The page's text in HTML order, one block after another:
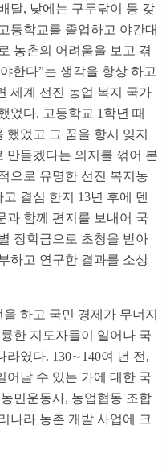
달, 낮에는 구두닦이 등 갖
등학교를 졸업하고 야간대
농촌의 어려움을 보고 겪
한다”는 생각을 항상 하고
세계 선진 농업 복지 국가
었다. 고등학교 1학년 때
었고 그 꿈을 항시 잊지
만들겠다는 의지를 꺾어 본
으로 유명한 선진 복지농
결심 한지 13년 후에 덴
과 함께 편지를 보내어 국
장학금으로 초청을 받아
하고 연구한 결과를 소상
하고 국민 경제가 무너지
한 지도자들이 일어나 국
라였다. 130∼140여 년 전,
어날 수 있는 가에 대한 국
민운동사, 농업협동 조합
나라 농촌 개발 사업에 크